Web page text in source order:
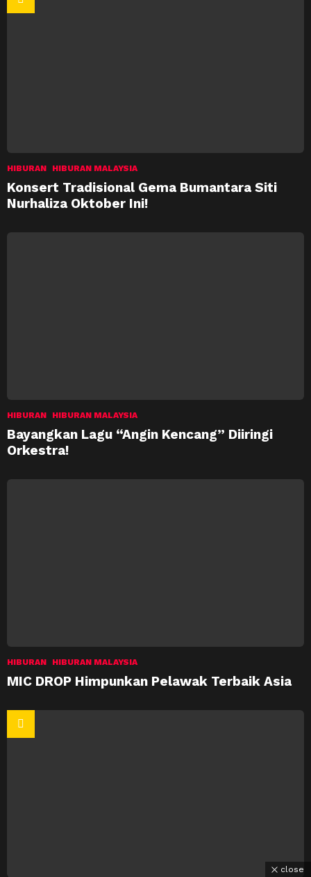
HIBURAN HIBURAN MALAYSIA
Konsert Tradisional Gema Bumantara Siti
Nurhaliza Oktober Ini!
HIBURAN HIBURAN MALAYSIA
Bayangkan Lagu “Angin Kencang” Diiringi
Orkestra!
HIBURAN HIBURAN MALAYSIA
MIC DROP Himpunkan Pelawak Terbaik Asia
close